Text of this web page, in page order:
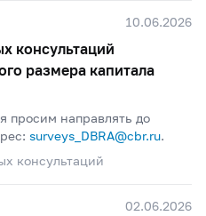
10.06.2026
консультаций
размера капитала
просим направлять до
surveys_DBRA@cbr.ru.
консультаций
02.06.2026